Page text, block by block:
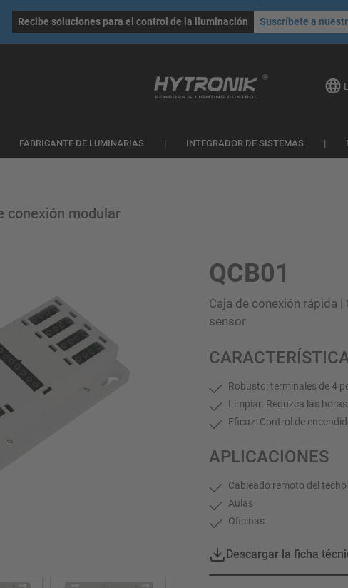
Recibe soluciones para el control de la iluminación Suscríbete a
FABRICANTE DE LUMINARIAS INTEGRADOR DE SISTEMAS
conexión modular
QCB01
Caja de conexión rápida |
sensor
Robusto: terminales de 4
Limpiar: Reduzca las
Eficaz: Control de
APLICACIONES
Cableado remoto del techo
Aulas
Oficinas
Descargar la ficha